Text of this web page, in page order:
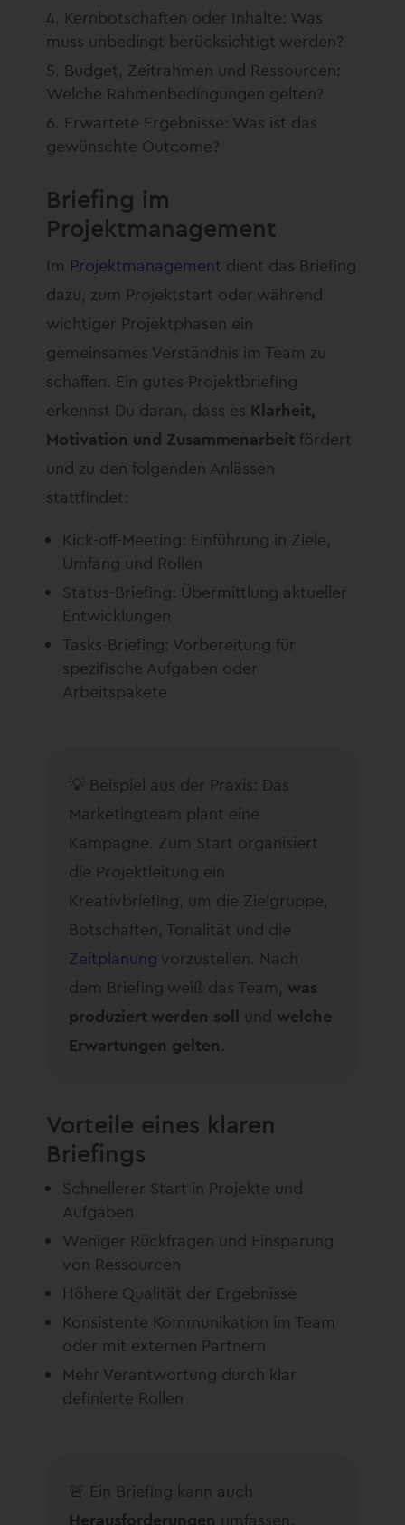
Kernbotschaften oder Inhalte: Was
muss unbedingt berücksichtigt werden?
Budget, Zeitrahmen und Ressourcen:
Welche Rahmenbedingungen gelten?
Erwartete Ergebnisse: Was ist das
gewünschte Outcome?
Briefing im
Projektmanagement
Im Projektmanagement dient das Briefing
dazu, zum Projektstart oder während
wichtiger Projektphasen ein
gemeinsames Verständnis im Team zu
schaffen. Ein gutes Projektbriefing
erkennst Du daran, dass es Klarheit,
Motivation und Zusammenarbeit fördert
und zu den folgenden Anlässen
stattfindet:
Kick-off-Meeting: Einführung in Ziele,
Umfang und Rollen
Status-Briefing: Übermittlung aktueller
Entwicklungen
Tasks-Briefing: Vorbereitung für
spezifische Aufgaben oder
Arbeitspakete
💡 Beispiel aus der Praxis: Das
Marketingteam plant eine
Kampagne. Zum Start organisiert
die Projektleitung ein
Kreativbriefing, um die Zielgruppe,
Botschaften, Tonalität und die
Zeitplanung vorzustellen. Nach
dem Briefing weiß das Team, was
produziert werden soll und welche
Erwartungen gelten.
Vorteile eines klaren
Briefings
Schnellerer Start in Projekte und
Aufgaben
Weniger Rückfragen und Einsparung
von Ressourcen
Höhere Qualität der Ergebnisse
Konsistente Kommunikation im Team
oder mit externen Partnern
Mehr Verantwortung durch klar
definierte Rollen
🚨 Ein Briefing kann auch
Herausforderungen umfassen.